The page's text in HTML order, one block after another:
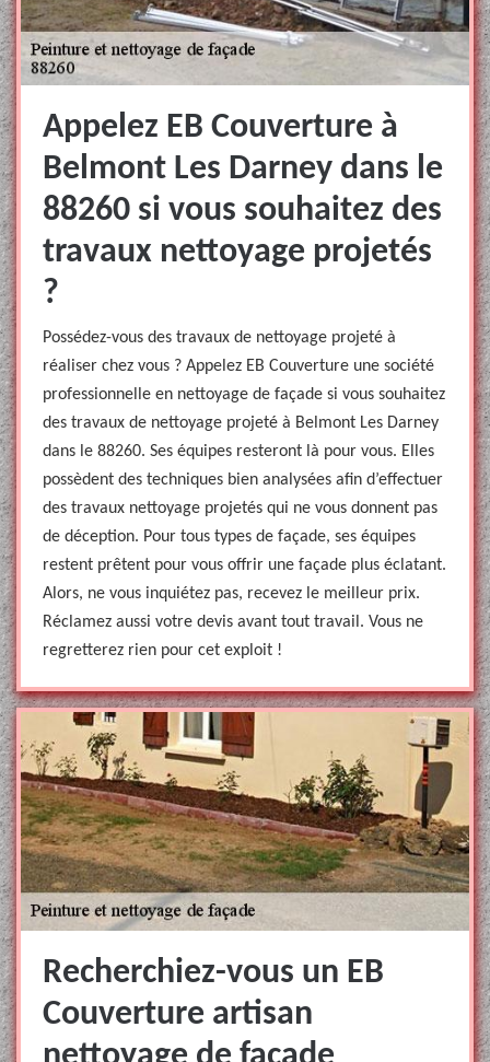
Appelez EB Couverture à
Belmont Les Darney dans le
88260 si vous souhaitez des
travaux nettoyage projetés
?
Possédez-vous des travaux de nettoyage projeté à
réaliser chez vous ? Appelez EB Couverture une société
professionnelle en nettoyage de façade si vous souhaitez
des travaux de nettoyage projeté à Belmont Les Darney
dans le 88260. Ses équipes resteront là pour vous. Elles
possèdent des techniques bien analysées afin d’effectuer
des travaux nettoyage projetés qui ne vous donnent pas
de déception. Pour tous types de façade, ses équipes
restent prêtent pour vous offrir une façade plus éclatant.
Alors, ne vous inquiétez pas, recevez le meilleur prix.
Réclamez aussi votre devis avant tout travail. Vous ne
regretterez rien pour cet exploit !
Recherchiez-vous un EB
Couverture artisan